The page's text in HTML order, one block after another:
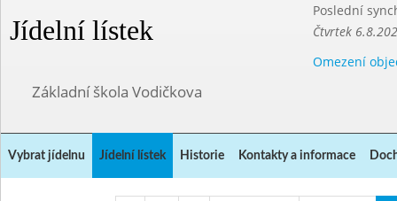
Jídelní lístek
Poslední
Čtvrtek
Omezení
Základní škola Vodičkova
Vybrat jídelnu Jídelní lístek Historie Kontakty a informace